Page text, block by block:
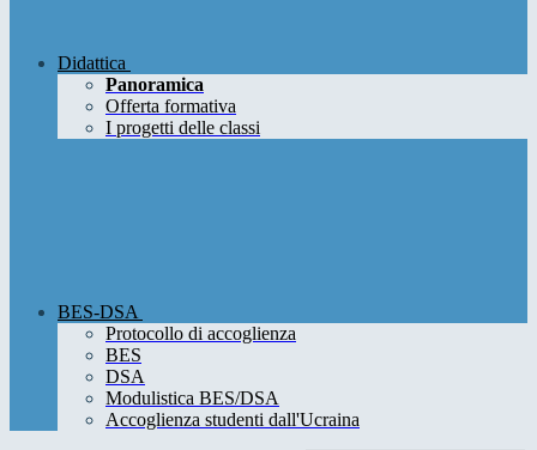
Didattica
Panoramica
Offerta formativa
I progetti delle classi
BES-DSA
Protocollo di accoglienza
BES
DSA
Modulistica BES/DSA
Accoglienza studenti dall'Ucraina